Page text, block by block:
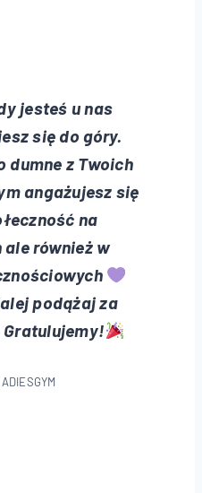
jesteś u nas
się do góry.
dumne z Twoich
angażujesz się
na
również w
podążaj za